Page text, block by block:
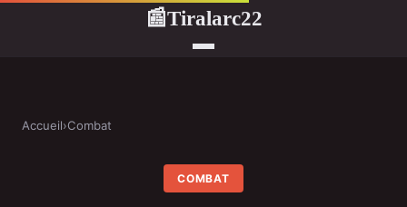
📰Tiralarc22
Accueil›Combat
COMBAT